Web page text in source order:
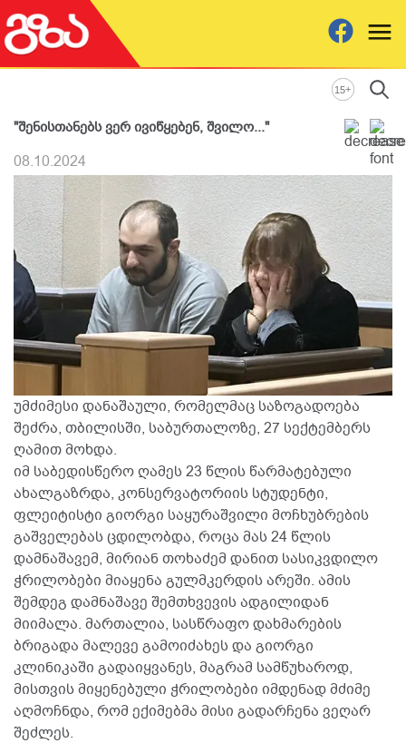
15+
"შენისთანებს ვერ ივიწყებენ, შვილო..."
08.10.2024
უმძიმესი დანაშაული, რომელმაც საზოგადოება
შეძრა, თბილისში, საბურთალოზე, 27 სექტემბერს
ღამით მოხდა.
იმ საბედისწერო ღამეს 23 წლის წარმატებული
ახალგაზრდა, კონსერვატორიის სტუდენტი,
ფლეიტისტი გიორგი საყურაშვილი მოჩხუბრების
გაშველებას ცდილობდა, როცა მას 24 წლის
დამნაშავემ, მირიან თოხაძემ დანით სასიკვდილო
ჭრილობები მიაყენა გულმკერდის არეში. ამის
შემდეგ დამნაშავე შემთხვევის ადგილიდან
მიიმალა. მართალია, სასწრაფო დახმარების
ბრიგადა მალევე გამოიძახეს და გიორგი
კლინიკაში გადაიყვანეს, მაგრამ სამწუხაროდ,
მისთვის მიყენებული ჭრილობები იმდენად მძიმე
აღმოჩნდა, რომ ექიმებმა მისი გადარჩენა ვეღარ
შეძლეს.